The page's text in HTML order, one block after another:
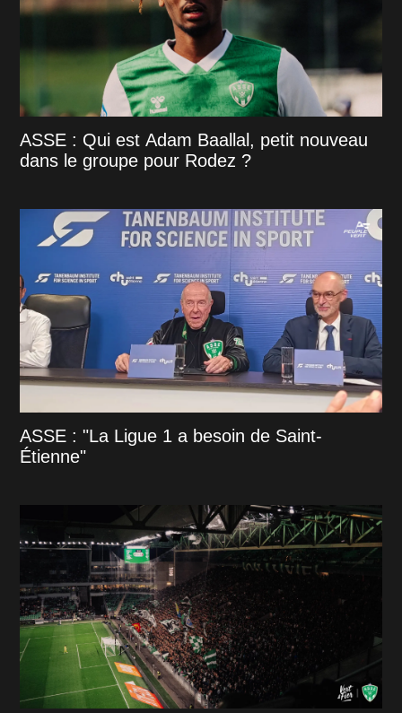
ASSE : Qui est Adam Baallal, petit nouveau
dans le groupe pour Rodez ?
ASSE : "La Ligue 1 a besoin de Saint-
Étienne"